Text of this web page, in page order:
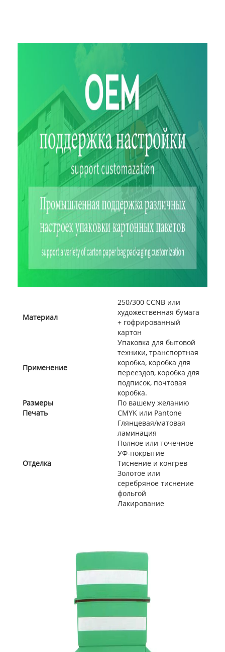
Материал
250/300 CCNB или
художественная бумага
+ гофрированный
картон
Применение
Упаковка для бытовой
техники, транспортная
коробка, коробка для
переездов, коробка для
подписок, почтовая
коробка.
Размеры
По вашему желанию
Печать
CMYK или Pantone
Отделка
Глянцевая/матовая
ламинация
Полное или точечное
УФ-покрытие
Тиснение и конгрев
Золотое или
серебряное тиснение
фольгой
Лакирование